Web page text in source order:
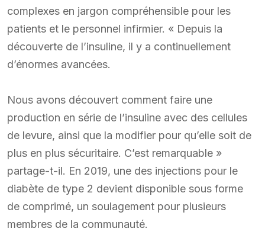
complexes en jargon compréhensible pour les
patients et le personnel infirmier. « Depuis la
découverte de l’insuline, il y a continuellement
d’énormes avancées.
Nous avons découvert comment faire une
production en série de l’insuline avec des cellules
de levure, ainsi que la modifier pour qu’elle soit de
plus en plus sécuritaire. C’est remarquable »
partage-t-il. En 2019, une des injections pour le
diabète de type 2 devient disponible sous forme
de comprimé, un soulagement pour plusieurs
membres de la communauté.